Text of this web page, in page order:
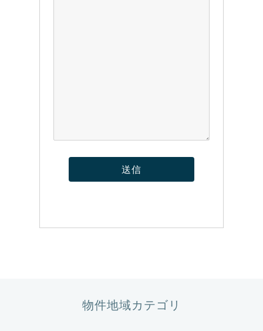
物件地域カテゴリ